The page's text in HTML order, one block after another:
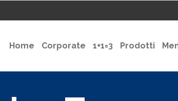
Home Corporate 1+1=3 Prodotti